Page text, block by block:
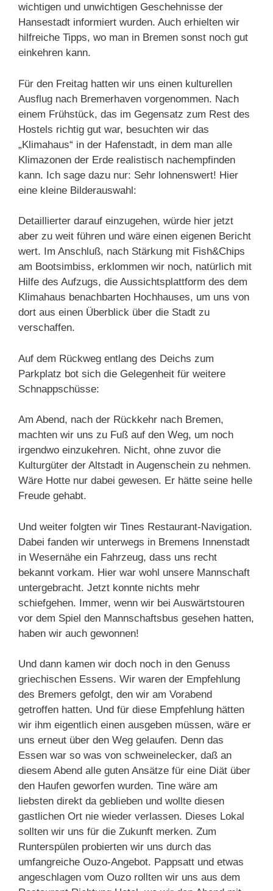
wichtigen und unwichtigen Geschehnisse der
Hansestadt informiert wurden. Auch erhielten wir
hilfreiche Tipps, wo man in Bremen sonst noch gut
einkehren kann.
Für den Freitag hatten wir uns einen kulturellen
Ausflug nach Bremerhaven vorgenommen. Nach
einem Frühstück, das im Gegensatz zum Rest des
Hostels richtig gut war, besuchten wir das
„Klimahaus“ in der Hafenstadt, in dem man alle
Klimazonen der Erde realistisch nachempfinden
kann. Ich sage dazu nur: Sehr lohnenswert! Hier
eine kleine Bilderauswahl:
Detaillierter darauf einzugehen, würde hier jetzt
aber zu weit führen und wäre einen eigenen Bericht
wert. Im Anschluß, nach Stärkung mit Fish&Chips
am Bootsimbiss, erklommen wir noch, natürlich mit
Hilfe des Aufzugs, die Aussichtsplattform des dem
Klimahaus benachbarten Hochhauses, um uns von
dort aus einen Überblick über die Stadt zu
verschaffen.
Auf dem Rückweg entlang des Deichs zum
Parkplatz bot sich die Gelegenheit für weitere
Schnappschüsse:
Am Abend, nach der Rückkehr nach Bremen,
machten wir uns zu Fuß auf den Weg, um noch
irgendwo einzukehren. Nicht, ohne zuvor die
Kulturgüter der Altstadt in Augenschein zu nehmen.
Wäre Hotte nur dabei gewesen. Er hätte seine helle
Freude gehabt.
Und weiter folgten wir Tines Restaurant-Navigation.
Dabei fanden wir unterwegs in Bremens Innenstadt
in Wesernähe ein Fahrzeug, dass uns recht
bekannt vorkam. Hier war wohl unsere Mannschaft
untergebracht. Jetzt konnte nichts mehr
schiefgehen. Immer, wenn wir bei Auswärtstouren
vor dem Spiel den Mannschaftsbus gesehen hatten,
haben wir auch gewonnen!
Und dann kamen wir doch noch in den Genuss
griechischen Essens. Wir waren der Empfehlung
des Bremers gefolgt, den wir am Vorabend
getroffen hatten. Und für diese Empfehlung hätten
wir ihm eigentlich einen ausgeben müssen, wäre er
uns erneut über den Weg gelaufen. Denn das
Essen war so was von schweinelecker, daß an
diesem Abend alle guten Ansätze für eine Diät über
den Haufen geworfen wurden. Tine wäre am
liebsten direkt da geblieben und wollte diesen
gastlichen Ort nie wieder verlassen. Dieses Lokal
sollten wir uns für die Zukunft merken. Zum
Runterspülen probierten wir uns durch das
umfangreiche Ouzo-Angebot. Pappsatt und etwas
angeschlagen vom Ouzo rollten wir uns aus dem